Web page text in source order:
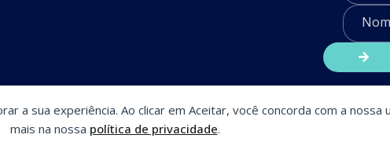
a sua experiência. Ao clicar em Aceitar, você concorda com a nossa
mais na nossa política de privacidade.
SiteSmart